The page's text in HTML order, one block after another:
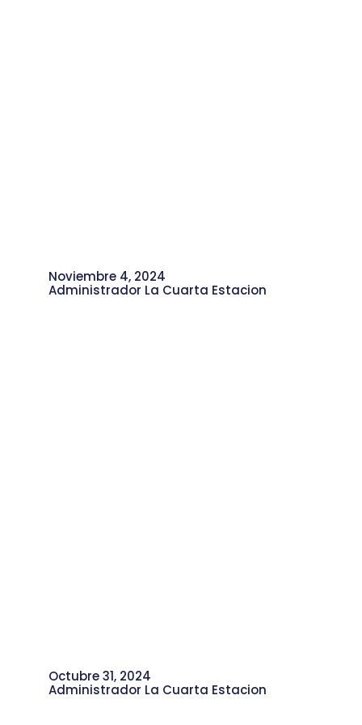
Noviembre 4, 2024
Administrador La Cuarta Estacion
Octubre 31, 2024
Administrador La Cuarta Estacion